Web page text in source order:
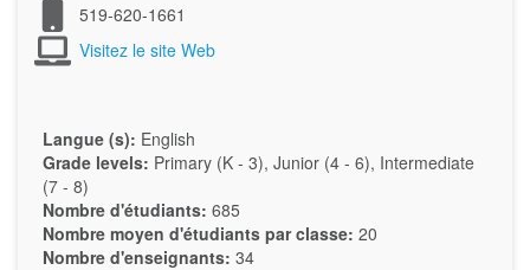
519-620-1661
Visitez le site Web
Langue (s): English
Grade levels: Primary (K - 3), Junior (4 - 6), Intermediate
(7 - 8)
Nombre d'étudiants: 685
Nombre moyen d'étudiants par classe: 20
Nombre d'enseignants: 34